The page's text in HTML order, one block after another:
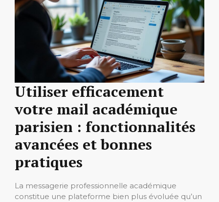
Utiliser efficacement
votre mail académique
parisien : fonctionnalités
avancées et bonnes
pratiques
La messagerie professionnelle académique
constitue une plateforme bien plus évoluée qu’un